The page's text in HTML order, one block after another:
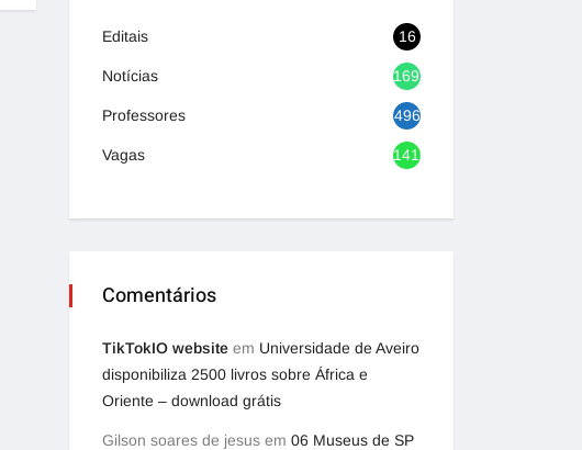
Editais 16
Notícias 1692
Professores 496
Vagas 1416
Comentários
TikTokIO website em Universidade de Aveiro
disponibiliza 2500 livros sobre África e
Oriente – download grátis
Gilson soares de jesus em 06 Museus de SP